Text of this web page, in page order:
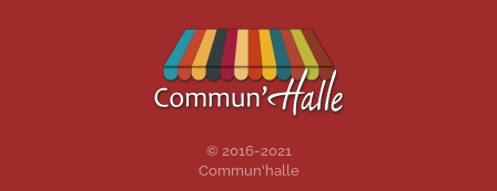
© 2016-2021
Commun'halle